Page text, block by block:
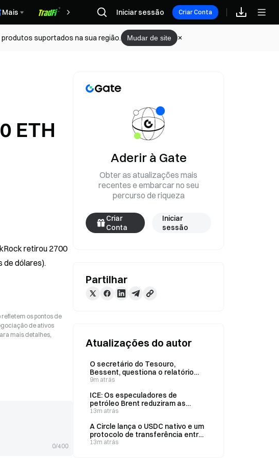
Mais Recompensas
Iniciar sessão Criar Conta
produtos suportados na sua região. Mudar de site
ETH
retirou 2700
de dólares).
os pontos de
de ativos
mais detalhes,
0/400
Aderir à Gate
Obter as atualizações mais
recentes e embarcar no seu
percurso de riqueza
Criar
Conta
Iniciar
sessão
Partilhar
Atualizações do autor
O secretário do Tesouro,
Bessent, questiona o relatório
sobre o emprego, citando o
e a robustez da produtividade
9m atrás
ICE: Os especuladores de
petróleo Brent reduziram as
posições líquidas compradas em
terminada a 4 de agosto.
13m atrás
A Circle lança o USDC nativo e um
protocolo de transferência entre
cadeias na X Layer da OKX
13m atrás